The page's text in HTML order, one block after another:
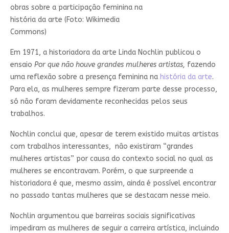
obras sobre a participação feminina na
história da arte (Foto: Wikimedia
Commons)
Em 1971, a historiadora da arte Linda Nochlin publicou o
ensaio Por que não houve grandes mulheres artistas, fazendo
uma reflexão sobre a presença feminina na história da arte.
Para ela, as mulheres sempre fizeram parte desse processo,
só não foram devidamente reconhecidas pelos seus
trabalhos.
Nochlin conclui que, apesar de terem existido muitas artistas
com trabalhos interessantes, não existiram “grandes
mulheres artistas” por causa do contexto social no qual as
mulheres se encontravam. Porém, o que surpreende a
historiadora é que, mesmo assim, ainda é possível encontrar
no passado tantas mulheres que se destacam nesse meio.
Nochlin argumentou que barreiras sociais significativas
impediram as mulheres de seguir a carreira artística, incluindo